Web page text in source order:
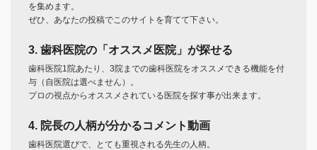
を集めます。
ぜひ、あなたの投稿でこのサイトを育てて下さい。
3. 歯科医院の「オススメ医院」が探せる
歯科医院1院あたり、3院までの歯科医院をオススメできる機能を付
与（自医院は選べません）。
プロの視点からオススメされている医院を探す事が出来ます。
4. 院長の人柄が分かるコメント動画
歯科医院選びで、とても重視される先生の人柄。